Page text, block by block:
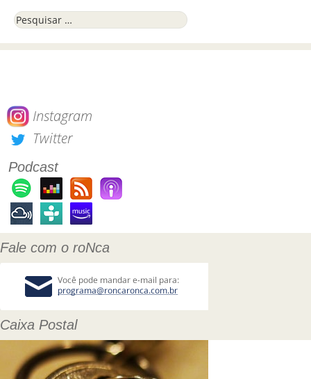
Pesquisar por:
Instagram
Twitter
Podcast
Fale com o roNca
Caixa Postal